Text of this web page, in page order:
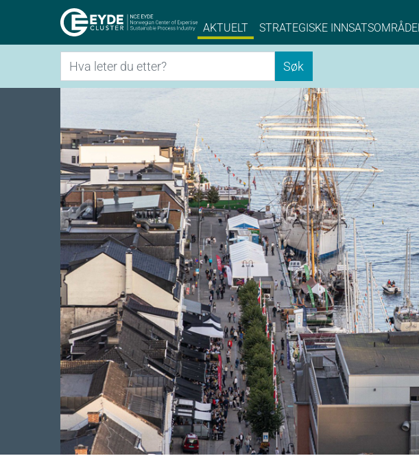
Eyde-Cluster | NCE EYDE,
AKTUELT STRATEGISKE
Søk Søk